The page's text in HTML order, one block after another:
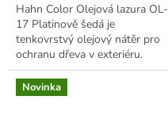
Hahn Color Olejová lazura OL-
17 Platinově šedá je
tenkovrstvý olejový nátěr pro
ochranu dřeva v exteriéru.
Kombinace alkydových
pryskyřic a lněného oleje
proniká do struktury...
Novinka